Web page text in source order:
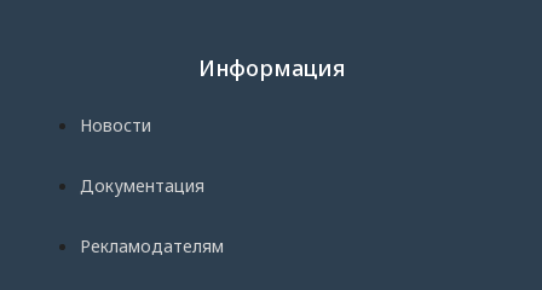
Информация
Новости
Документация
Рекламодателям